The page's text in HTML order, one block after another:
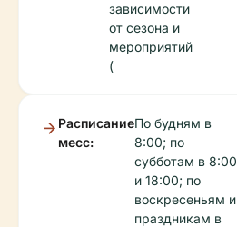
зависимости
от сезона и
мероприятий
(
Расписание
месс:
По будням в
8:00; по
субботам в 8:00
и 18:00; по
воскресеньям и
праздникам в